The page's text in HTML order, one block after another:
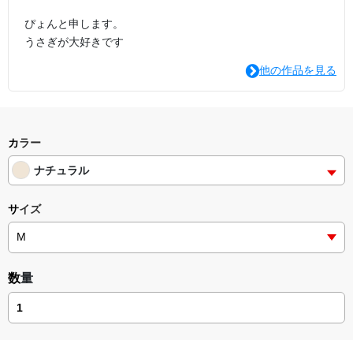
ぴょんと申します。
うさぎが大好きです
他の作品を見る
カラー
ナチュラル
サイズ
数量